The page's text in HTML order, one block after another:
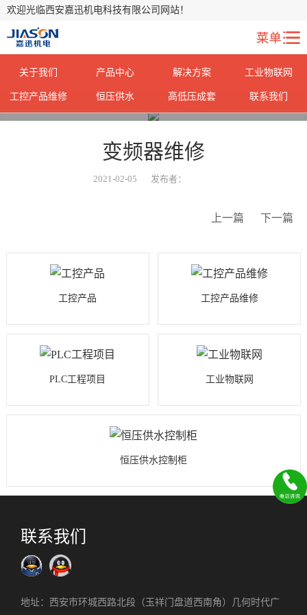
欢迎光临西安嘉迅机电科技有限公司网站！
关于我们 产品中心 解决方案 工业物联网
工控产品维修 恒压供水 高低压成套
联系我们
变频器维修
2021-02-05 发布者：
上一篇 下一篇
工控产品 工控产品维修
PLC工程项目 工业物联网
恒压供水控制柜
联系我们
地址：西安市环城西路北段（玉祥门盘道西南角）几何时代广